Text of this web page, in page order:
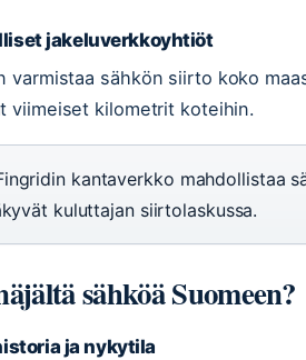
jakeluverkkoyhtiöt
varmistaa sähkön siirto koko
viimeiset kilometrit koteihin.
kantaverkko mahdollistaa
kuluttajan siirtolaskussa.
sähköä Suomeen?
ja nykytila